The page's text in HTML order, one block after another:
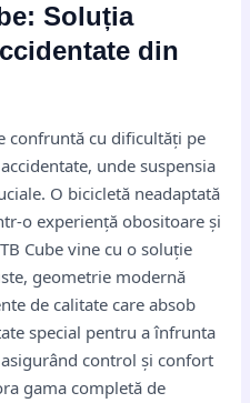
Soluția
din
confruntă cu dificultăți pe
unde suspensia
O bicicletă neadaptată
o experiență obositoare și
Cube vine cu o soluție
geometrie modernă
de calitate care absob
special pentru a înfrunta
control și confort
gama completă de